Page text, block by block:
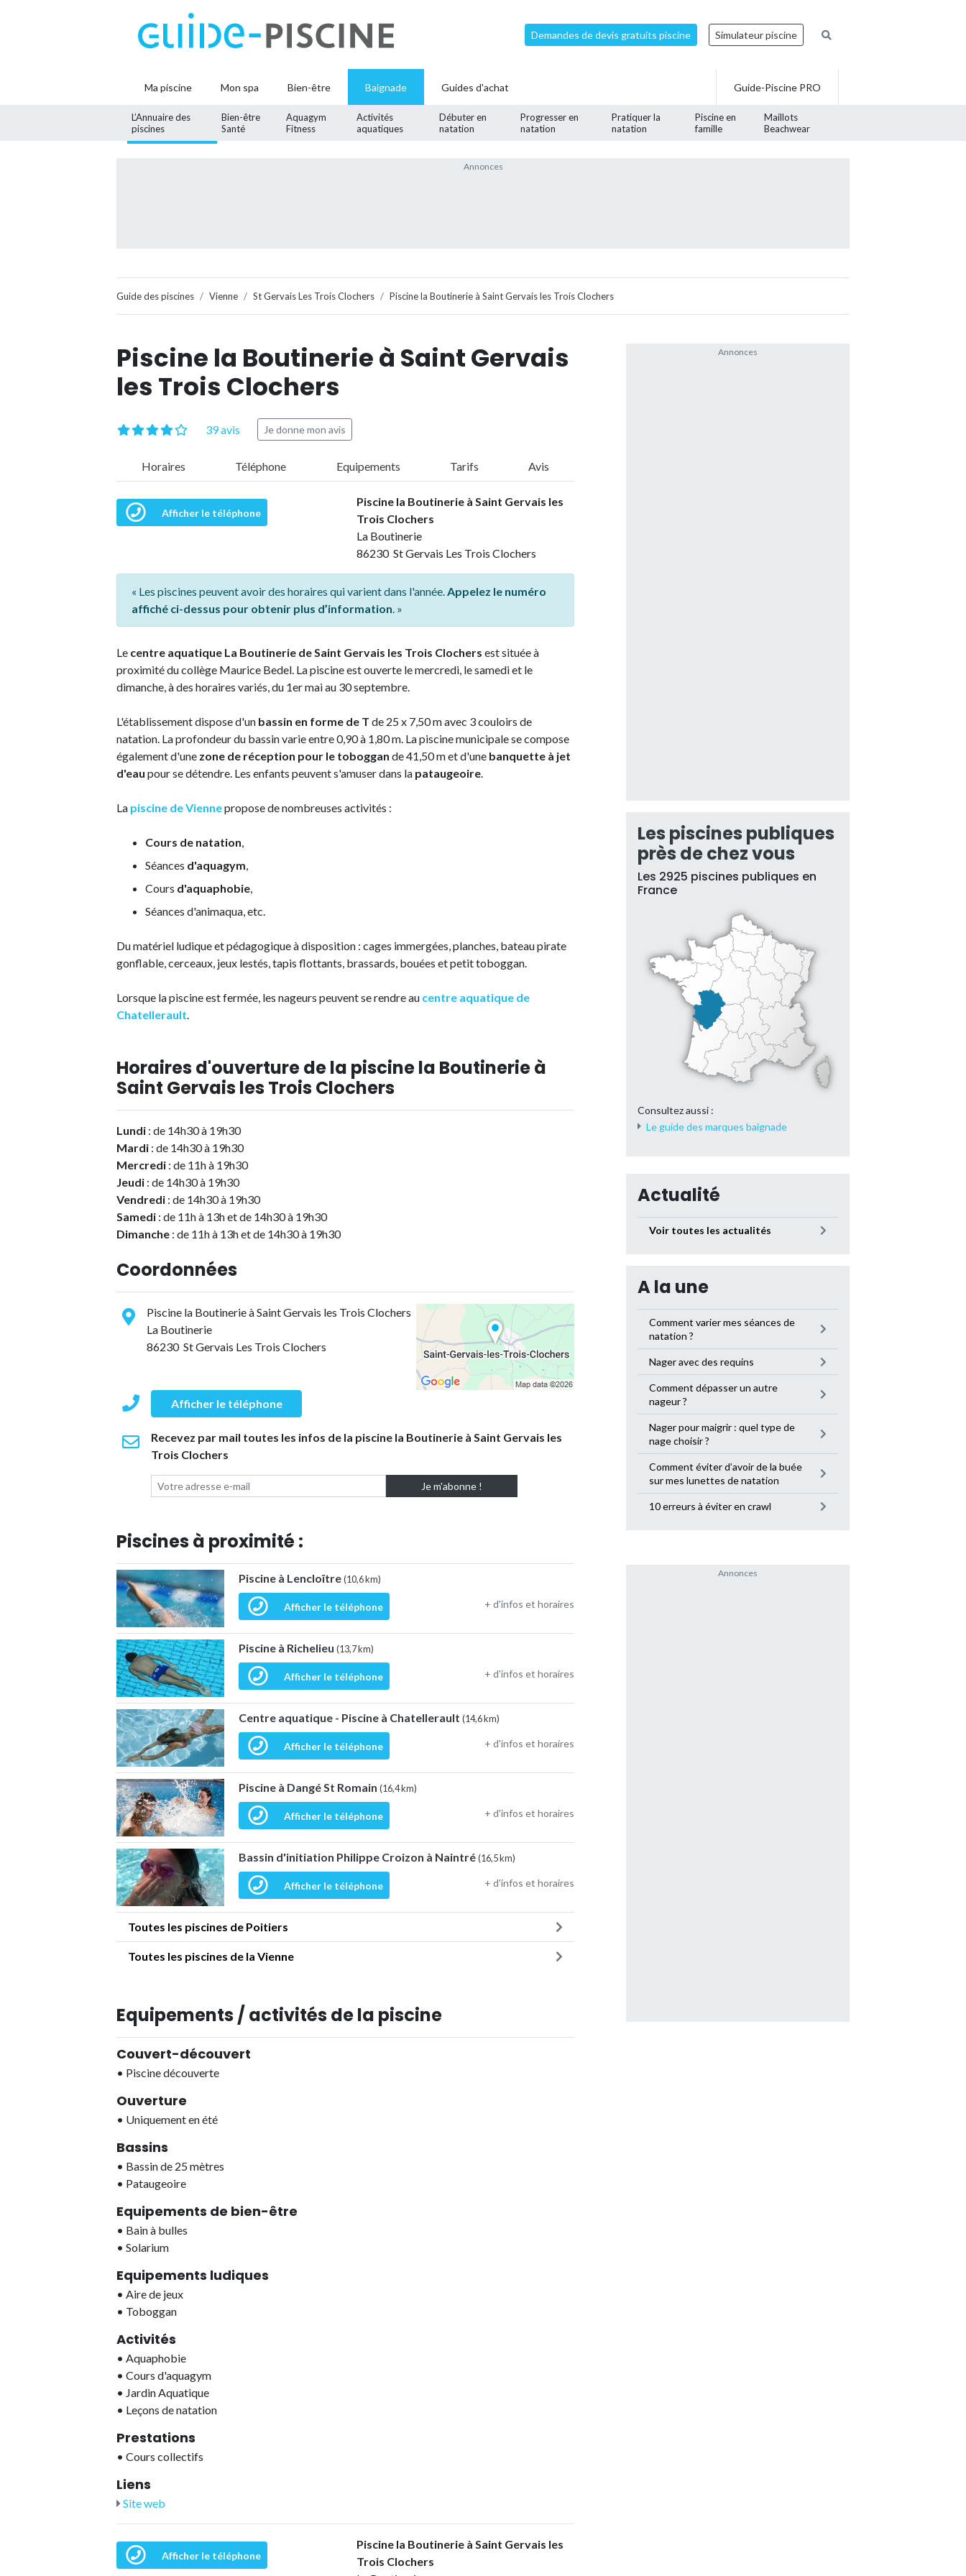
Demandes de devis gratuits piscine Simulateur piscine
Ma piscine Mon spa Bien-être Baignade
L’Annuaire des
piscines
Bien-être
Santé
Aquagym
Fitness
Activités
aquatiques
Débuter en
natation
Progresser en
natation
Pratiquer la
natation
Piscine en
famille
Maillots
Beachwear
Guides d'achat Guide-Piscine PRO
Guide des piscines Vienne St Gervais Les Trois Clochers Piscine la Boutinerie à Saint Gervais les Trois Clochers
Piscine la Boutinerie à Saint Gervais
les Trois Clochers
39 avis Je donne mon avis
Horaires Téléphone Equipements Tarifs Avis
Afficher le téléphone
Piscine la Boutinerie à Saint Gervais les
Trois Clochers
La Boutinerie
86230 St Gervais Les Trois Clochers
« Les piscines peuvent avoir des horaires qui varient dans l'année.Appelez le numéro
affiché ci-dessus pour obtenir plus d’information. »
Le centre aquatique La Boutinerie de Saint Gervais les Trois Clochers est située à
proximité du collège Maurice Bedel. La piscine est ouverte le mercredi, le samedi et le
dimanche, à des horaires variés, du 1er mai au 30 septembre.
L'établissement dispose d'un bassin en forme de T de 25 x 7,50 m avec 3 couloirs de
natation. La profondeur du bassin varie entre 0,90 à 1,80 m. La piscine municipale se compose
également d'une zone de réception pour le toboggan de 41,50 m et d'une banquette à jet
d'eau pour se détendre. Les enfants peuvent s'amuser dans la pataugeoire.
La piscine de Viennepropose de nombreuses activités :
Cours de natation,
Séances d'aquagym,
Cours d'aquaphobie,
Séances d'animaqua, etc.
Du matériel ludique et pédagogique à disposition : cages immergées, planches, bateau pirate
gonflable, cerceaux, jeux lestés, tapis flottants, brassards, bouées et petit toboggan.
Lorsque la piscine est fermée, les nageurs peuvent se rendre au centre aquatique de
Chatellerault.
Horaires d'ouverture de la piscine la Boutinerie à
Saint Gervais les Trois Clochers
Lundi : de 14h30 à 19h30
Mardi : de 14h30 à 19h30
Mercredi : de 11h à 19h30
Jeudi : de 14h30 à 19h30
Vendredi : de 14h30 à 19h30
Samedi : de 11h à 13h et de 14h30 à 19h30
Dimanche : de 11h à 13h et de 14h30 à 19h30
Coordonnées
Piscine la Boutinerie à Saint Gervais les Trois Clochers
La Boutinerie
86230 St Gervais Les Trois Clochers
Afficher le téléphone
Recevez par mail toutes les infos de la piscine la Boutinerie à Saint Gervais les
Trois Clochers
Piscines à proximité :
Piscine à Lencloître(10,6 km)
Afficher le téléphone + d'infos et horaires
Piscine à Richelieu (13,7 km)
Afficher le téléphone + d'infos et horaires
Centre aquatique - Piscine à Chatellerault (14,6 km)
Afficher le téléphone + d'infos et horaires
Piscine à Dangé St Romain (16,4 km)
Afficher le téléphone + d'infos et horaires
Bassin d'initiation Philippe Croizon à Naintré(16,5 km)
Afficher le téléphone + d'infos et horaires
Toutes les piscines de Poitiers
Toutes les piscines de la Vienne
Equipements / activités de la piscine
Couvert-découvert
• Piscine découverte
Ouverture
• Uniquement en été
Bassins
• Bassin de 25 mètres
• Pataugeoire
Equipements de bien-être
• Bain à bulles
• Solarium
Equipements ludiques
• Aire de jeux
• Toboggan
Activités
• Aquaphobie
• Cours d'aquagym
• Jardin Aquatique
• Leçons de natation
Prestations
• Cours collectifs
Liens
Site web
Afficher le téléphone
Piscine la Boutinerie à Saint Gervais les
Trois Clochers
Les piscines publiques
près de chez vous
Les 2925 piscines publiques en
France
Consultez aussi :
Le guide des marques baignade
Actualité
Voir toutes les actualités
A la une
Comment varier mes séances de
natation ?
Nager avec des requins
Comment dépasser un autre
nageur ?
Nager pour maigrir : quel type de
nage choisir ?
Comment éviter d’avoir de la buée
sur mes lunettes de natation
10 erreurs à éviter en crawl